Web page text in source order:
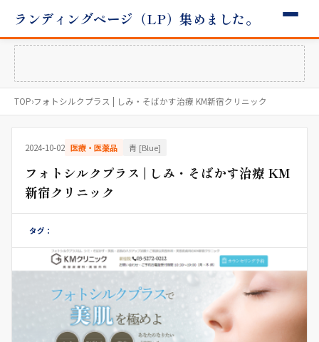
ランディングページ（LP）集めました。
TOP›フォトシルクプラス | しみ・そばかす治療 KM新宿クリニック
2024-10-02 医療・医薬品 青 [Blue]
フォトシルクプラス | しみ・そばかす治療 KM
新宿クリニック
タグ：